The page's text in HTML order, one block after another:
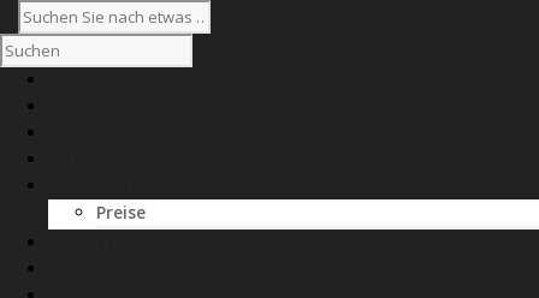
Preise